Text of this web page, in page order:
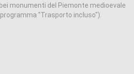
monumenti del Piemonte medioevale
"Trasporto incluso").